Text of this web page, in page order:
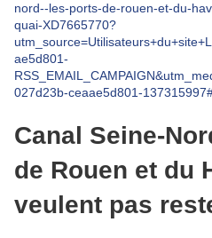
nord--les-ports-de-rouen-et-du-
quai-XD7665770?
ae5d801-
027d23b-ceaae5d801-
Canal Seine-
de Rouen et du
veulent pas